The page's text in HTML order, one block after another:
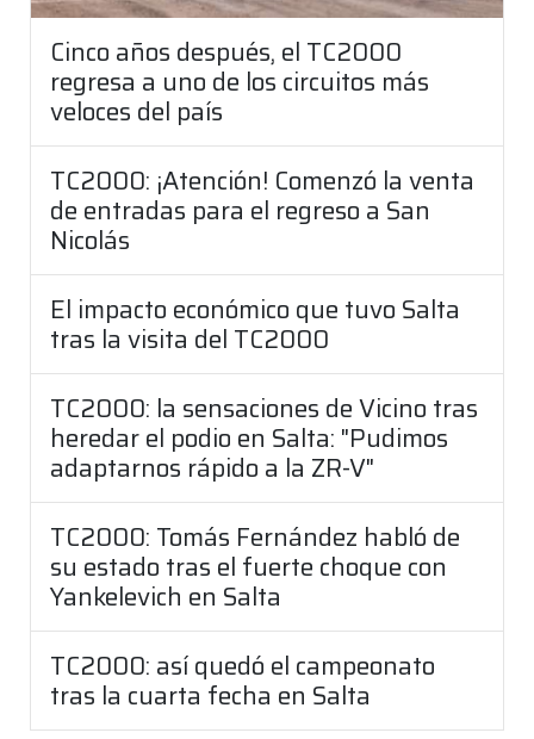
Cinco años después, el TC2000
regresa a uno de los circuitos más
veloces del país
TC2000: ¡Atención! Comenzó la venta
de entradas para el regreso a San
Nicolás
El impacto económico que tuvo Salta
tras la visita del TC2000
TC2000: la sensaciones de Vicino tras
heredar el podio en Salta: "Pudimos
adaptarnos rápido a la ZR-V"
TC2000: Tomás Fernández habló de
su estado tras el fuerte choque con
Yankelevich en Salta
TC2000: así quedó el campeonato
tras la cuarta fecha en Salta